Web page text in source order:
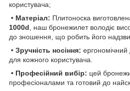
користувача;
• Матеріал: Плитоноска
1000d, наш бронежилет володіє
до зношення, що робить його
• Зручність носіння:
для кожного користувача.
• Професійний вибір: цей
професіоналами та готовий до